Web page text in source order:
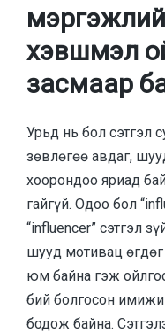
хэвшмэл
засмаар
Урьд нь бол сэтгэл
зөвлөгөө авдаг,
хоорондоо яриад
гайгүй. Одоо бол
“influencer” сэтгэл
шууд мотивац өгдөг
юм байна гэж
бий болгосон
бодож байна.